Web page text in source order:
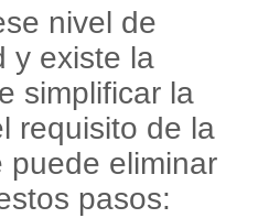
nivel de
y existe la
simplificar la
requisito de la
puede eliminar
pasos: